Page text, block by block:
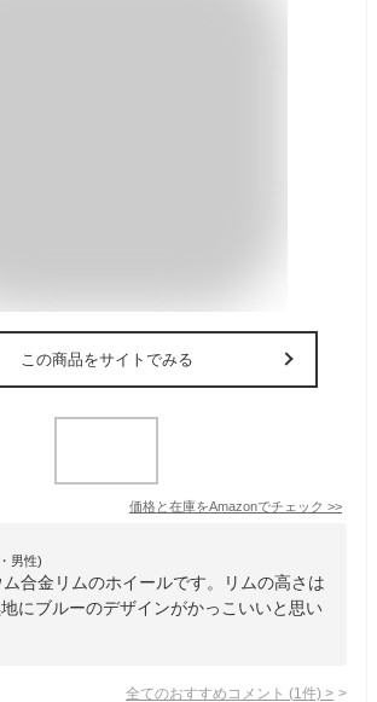
この商品をサイトでみる
価格と在庫をAmazonでチェック >>
男性)
合金リムのホイールです。リムの高さは
にブルーのデザインがかっこいいと思い
全てのおすすめコメント (1 件) >